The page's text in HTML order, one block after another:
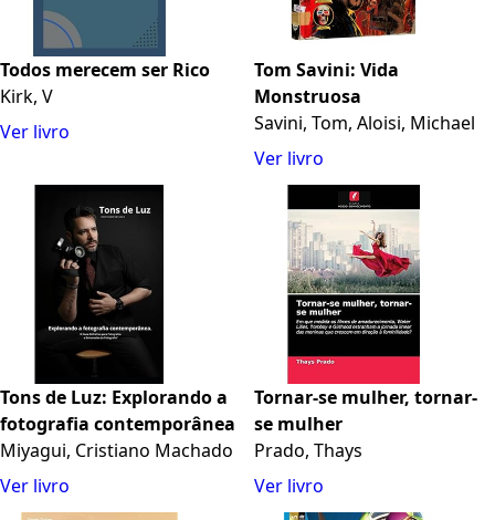
Todos merecem ser Rico
Kirk, V
Ver livro
Tom Savini: Vida
Monstruosa
Savini, Tom, Aloisi, Michael
Ver livro
Tons de Luz: Explorando a
fotografia contemporânea
Miyagui, Cristiano Machado
Ver livro
Tornar-se mulher, tornar-
se mulher
Prado, Thays
Ver livro